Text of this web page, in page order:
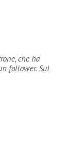
che ha
follower. Sul